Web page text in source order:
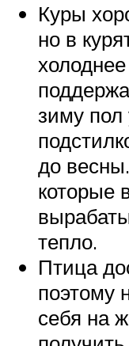
Куры
но в
зиму пол
до
которые
тепло.
Птица
поэтому
себя на